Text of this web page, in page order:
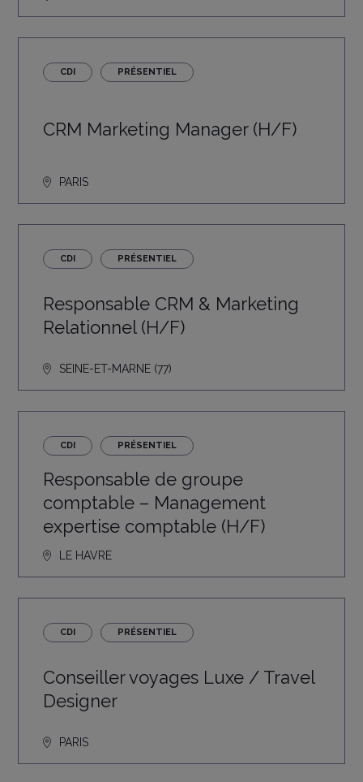
CDI PRÉSENTIEL
CRM Marketing Manager (H/F)
PARIS
CDI PRÉSENTIEL
Responsable CRM & Marketing
Relationnel (H/F)
SEINE-ET-MARNE (77)
CDI PRÉSENTIEL
Responsable de groupe
comptable – Management
expertise comptable (H/F)
LE HAVRE
CDI PRÉSENTIEL
Conseiller voyages Luxe / Travel
Designer
PARIS